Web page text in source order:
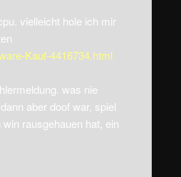
vielleicht hole ich mir
Kauf-4416734.html
was nie
aber doof war, spiel
rausgehauen hat, ein